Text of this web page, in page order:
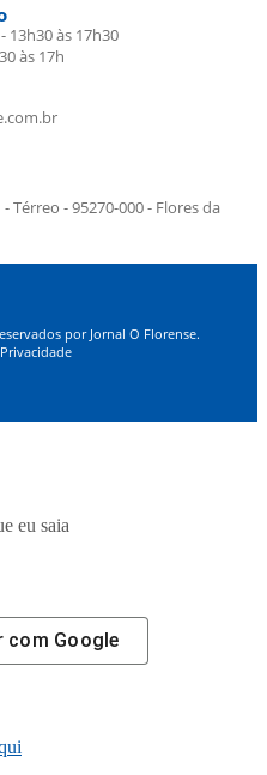
13h30 às 17h30
às 17h
Térreo - 95270-000 - Flores da
por Jornal O Florense.
eu saia
com Google